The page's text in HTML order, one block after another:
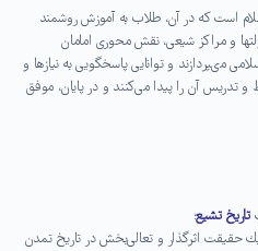
است كه در آن، طلاب به آموزش روشمند
و مراكز شیعى، نقش محورى امامان
مى‏پردازند و توانایی پاسخگویی به نیازها و
تدریس آن را پیدا می‌كنند و در پایان، موفق
تاریخ تشیع؛
حقیقت اثرگذار و تعالى‌بخش در تاریخ تمدن